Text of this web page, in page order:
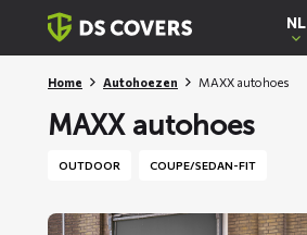
Skiplinks
NL
Home Autohoezen MAXX autohoes
MAXX autohoes
OUTDOOR COUPE/SEDAN-FIT